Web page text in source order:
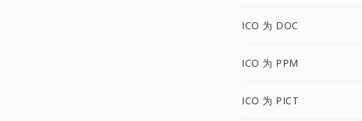
ICO 为 DOC
ICO 为 PPM
ICO 为 PICT